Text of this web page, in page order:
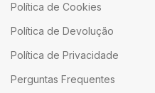
Política de Cookies
Política de Devolução
Política de Privacidade
Perguntas Frequentes